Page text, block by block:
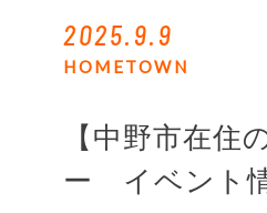
2025.9.9
HOMETOWN
【中野市在
ー イベント